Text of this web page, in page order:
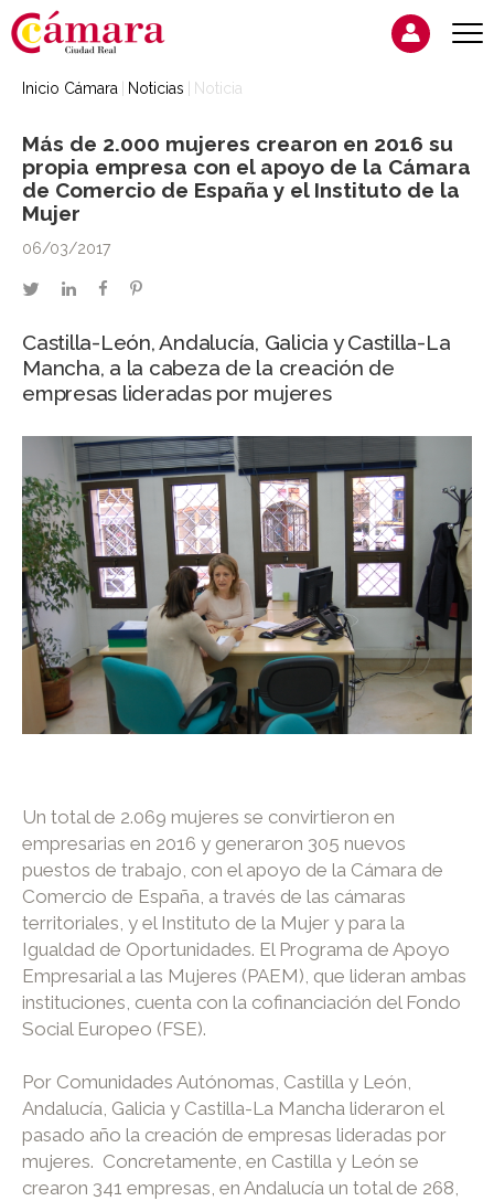
Inicio Cámara Noticias Noticia
Más de 2.000 mujeres crearon en 2016 su
propia empresa con el apoyo de la Cámara
de Comercio de España y el Instituto de la
Mujer
06/03/2017
twitterlinkedinfacebookpinterest
Castilla-León, Andalucía, Galicia y Castilla-La
Mancha, a la cabeza de la creación de
empresas lideradas por mujeres
Un total de 2.069 mujeres se convirtieron en
empresarias en 2016 y generaron 305 nuevos
puestos de trabajo, con el apoyo de la Cámara de
Comercio de España, a través de las cámaras
territoriales, y el Instituto de la Mujer y para la
Igualdad de Oportunidades. El Programa de Apoyo
Empresarial a las Mujeres (PAEM), que lideran ambas
instituciones, cuenta con la cofinanciación del Fondo
Social Europeo (FSE).
Por Comunidades Autónomas, Castilla y León,
Andalucía, Galicia y Castilla-La Mancha lideraron el
pasado año la creación de empresas lideradas por
mujeres. Concretamente, en Castilla y León se
crearon 341 empresas, en Andalucía un total de 268,